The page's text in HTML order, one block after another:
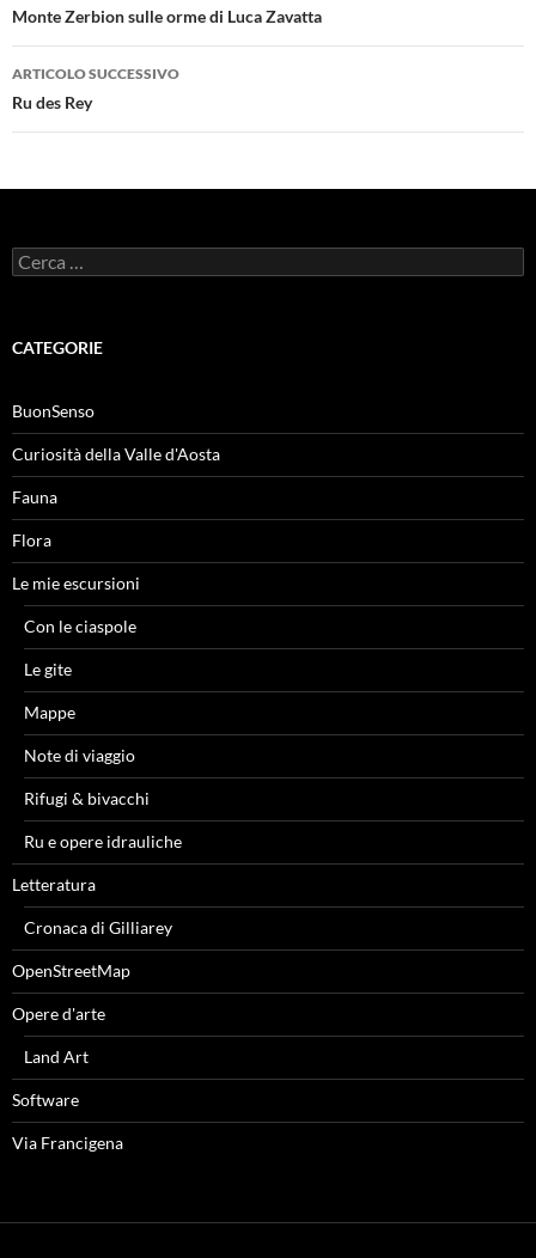
articolo
Monte Zerbion sulle orme di Luca Zavatta
ARTICOLO SUCCESSIVO
Ru des Rey
Ricerca
per:
CATEGORIE
BuonSenso
Curiosità della Valle d'Aosta
Fauna
Flora
Le mie escursioni
Con le ciaspole
Le gite
Mappe
Note di viaggio
Rifugi & bivacchi
Ru e opere idrauliche
Letteratura
Cronaca di Gilliarey
OpenStreetMap
Opere d'arte
Land Art
Software
Via Francigena